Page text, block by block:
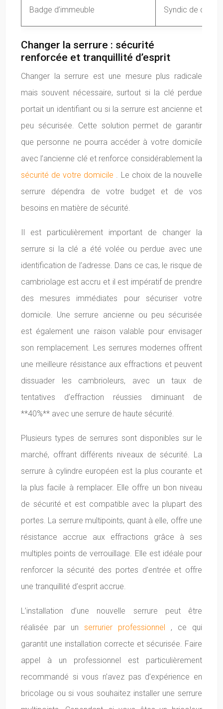
Badge d’immeuble Syndic de
Changer la serrure : sécurité
renforcée et tranquillité d’esprit
Changer la serrure est une mesure plus radicale
mais souvent nécessaire, surtout si la clé perdue
portait un identifiant ou si la serrure est ancienne et
peu sécurisée. Cette solution permet de garantir
que personne ne pourra accéder à votre domicile
avec l’ancienne clé et renforce considérablement la
sécurité de votre domicile . Le choix de la nouvelle
serrure dépendra de votre budget et de vos
besoins en matière de sécurité.
Il est particulièrement important de changer la
serrure si la clé a été volée ou perdue avec une
identification de l’adresse. Dans ce cas, le risque de
cambriolage est accru et il est impératif de prendre
des mesures immédiates pour sécuriser votre
domicile. Une serrure ancienne ou peu sécurisée
est également une raison valable pour envisager
son remplacement. Les serrures modernes offrent
une meilleure résistance aux effractions et peuvent
dissuader les cambrioleurs, avec un taux de
tentatives d’effraction réussies diminuant de
**40%** avec une serrure de haute sécurité.
Plusieurs types de serrures sont disponibles sur le
marché, offrant différents niveaux de sécurité. La
serrure à cylindre européen est la plus courante et
la plus facile à remplacer. Elle offre un bon niveau
de sécurité et est compatible avec la plupart des
portes. La serrure multipoints, quant à elle, offre une
résistance accrue aux effractions grâce à ses
multiples points de verrouillage. Elle est idéale pour
renforcer la sécurité des portes d’entrée et offre
une tranquillité d’esprit accrue.
L’installation d’une nouvelle serrure peut être
réalisée par un serrurier professionnel , ce qui
garantit une installation correcte et sécurisée. Faire
appel à un professionnel est particulièrement
recommandé si vous n’avez pas d’expérience en
bricolage ou si vous souhaitez installer une serrure